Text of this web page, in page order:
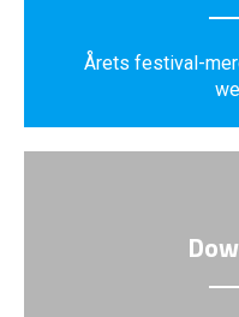
Årets festival-